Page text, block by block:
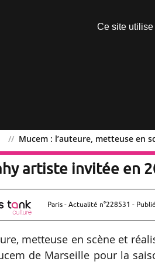
Mucem : l’auteure, metteuse en
: l’auteure,
artiste invitée en
Paris - Actualité n°228531 -
metteuse en scène et
de Marseille pour la
Ce site